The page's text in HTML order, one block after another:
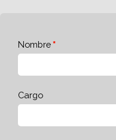
Nombre
Cargo